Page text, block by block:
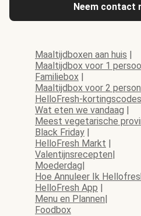
Neem contact
Maaltijdboxen aan huis |
Maaltijdbox voor 1
Familiebox |
Maaltijdbox voor 2
HelloFresh-
Wat eten we vandaag |
Meest vegetarische
Black Friday |
HelloFresh Markt |
Valentijnsrecepten|
Moederdag|
Hoe Annuleer Ik
HelloFresh App |
Menu en Plannen|
Foodbox